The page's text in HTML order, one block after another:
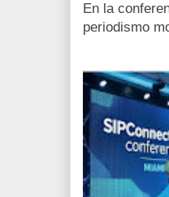
En la
periodismo